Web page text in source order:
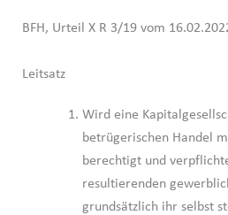
BFH, Urteil X R 3/19 vom
Leitsatz
Wird eine
betrügerischen Handel
berechtigt und
resultierenden
grundsätzlich ihr selbst